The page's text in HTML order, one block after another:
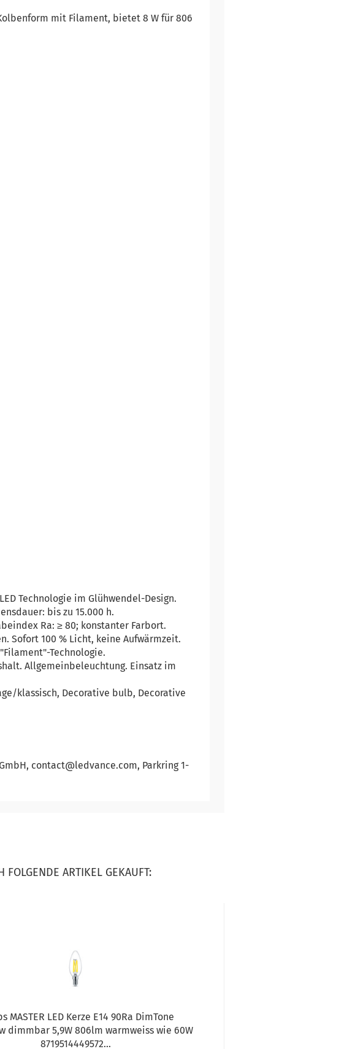
mit Filament, bietet 8 W für 806
Technologie im Glühwendel-Design.
bis zu 15.000 h.
Ra: ≥ 80; konstanter Farbort.
Sofort 100 % Licht, keine Aufwärmzeit.
Technologie.
Allgemeinbeleuchtung. Einsatz im
klassisch, Decorative bulb, Decorative
contact@ledvance.com, Parkring 1-
ARTIKEL GEKAUFT:
MASTER LED Kerze E14 90Ra DimTone
dimmbar 5,9W 806lm warmweiss wie 60W
8719514449572...